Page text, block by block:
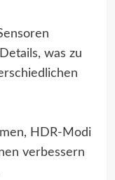
was zu
HDR-Modi
verbessern